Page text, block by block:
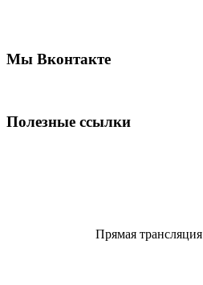
Мы Вконтакте
Полезные ссылки
Прямая